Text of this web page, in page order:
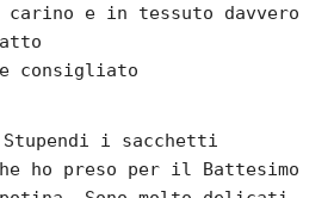
carino e in tessuto davvero
consigliato
Stupendi i sacchetti
ho preso per il Battesimo